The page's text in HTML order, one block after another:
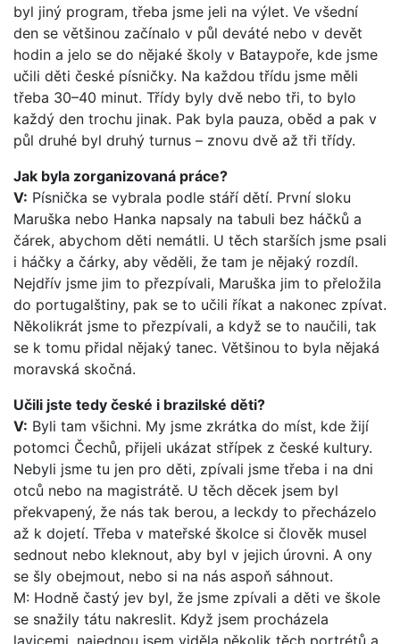
byl jiný program, třeba jsme jeli na výlet. Ve všední
den se většinou začínalo v půl deváté nebo v devět
hodin a jelo se do nějaké školy v Bataypoře, kde jsme
učili děti české písničky. Na každou třídu jsme měli
třeba 30–40 minut. Třídy byly dvě nebo tři, to bylo
každý den trochu jinak. Pak byla pauza, oběd a pak v
půl druhé byl druhý turnus – znovu dvě až tři třídy.
Jak byla zorganizovaná práce?
V: Písnička se vybrala podle stáří dětí. První sloku
Maruška nebo Hanka napsaly na tabuli bez háčků a
čárek, abychom děti nemátli. U těch starších jsme psali
i háčky a čárky, aby věděli, že tam je nějaký rozdíl.
Nejdřív jsme jim to přezpívali, Maruška jim to přeložila
do portugalštiny, pak se to učili říkat a nakonec zpívat.
Několikrát jsme to přezpívali, a když se to naučili, tak
se k tomu přidal nějaký tanec. Většinou to byla nějaká
moravská skočná.
Učili jste tedy české i brazilské děti?
V: Byli tam všichni. My jsme zkrátka do míst, kde žijí
potomci Čechů, přijeli ukázat střípek z české kultury.
Nebyli jsme tu jen pro děti, zpívali jsme třeba i na dni
otců nebo na magistrátě. U těch děcek jsem byl
překvapený, že nás tak berou, a leckdy to přecházelo
až k dojetí. Třeba v mateřské školce si člověk musel
sednout nebo kleknout, aby byl v jejich úrovni. A ony
se šly obejmout, nebo si na nás aspoň sáhnout.
M: Hodně častý jev byl, že jsme zpívali a děti ve škole
se snažily tátu nakreslit. Když jsem procházela
lavicemi, najednou jsem viděla několik těch portrétů a